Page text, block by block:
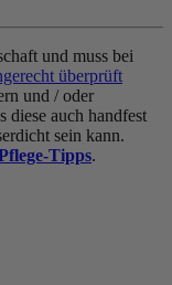
und muss bei
überprüft
und / oder
diese auch handfest
sein kann.
Tipps.